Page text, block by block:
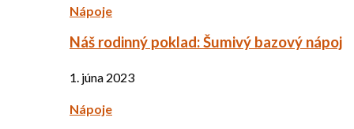
Nápoje
Náš rodinný poklad: Šumivý bazový nápoj
1. júna 2023
Nápoje